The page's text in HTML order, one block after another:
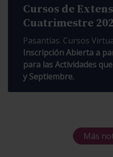
Cursos de
Cuatrimestre
Pasantías. Cursos
Inscripción Abierta a
para las Actividades
y Septiembre.
Más